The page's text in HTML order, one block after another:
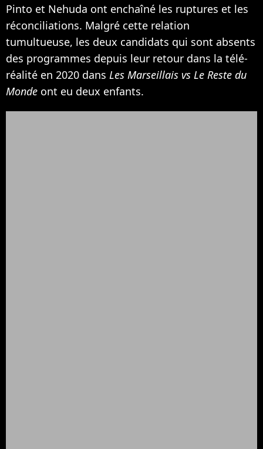
Pinto et Nehuda ont enchaîné les ruptures et les
réconciliations. Malgré cette relation
tumultueuse, les deux candidats qui sont absents
des programmes depuis leur retour dans la télé-
réalité en 2020 dans Les Marseillais vs Le Reste du
Monde ont eu deux enfants.